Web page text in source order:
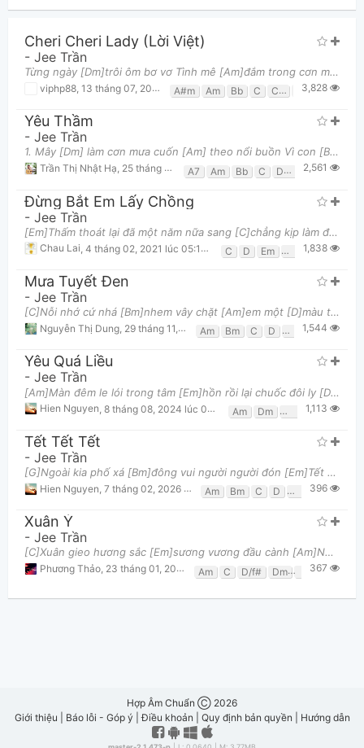
Cheri Cheri Lady (Lời Việt)
- Jee Trần
Từng ngày [Dm]trôi ôm bơ vơ Tình mê [Am]đắm trong cơn mơ Tình giá [Bb]băng lòng [C]xót xa ta ngẩ
viphp88 13 tháng 07, 2025 lúc 04:00pm A#m Am Bb C C# D#m Dm
3,828
Yêu Thầm
- Jee Trần
1. Mây [Dm] làm cơn mưa cuốn [Am] theo nổi buồn Vì con [Bb] tim trót [C] trao nơi [F] người [A7]
Trần Thị Nhật Hạ, 25 tháng 10, 2019 lúc 12:52pm A7 Am Bb C Dm F Gm
2,561
Đừng Bắt Em Lấy Chồng
- Jee Trần
[Em]Thấm thoát lại đã một năm nữa sang [C]chẳng kịp làm được gì chỉ toàn thấy dở dang [G]năm vừa q
Chau Lai 4 tháng 02, 2021 lúc 05:18am C D Em G 1,838
Mưa Tuyết Đen
- Jee Trần
[C]Nỗi nhớ cứ nhá [Bm]nhem vây chặt [Am]em một [D]màu tuyết [G]đen Tàn [Em]nhẫn sao hai chữ ân [Am]
Nguyễn Thị Dung 29 tháng 11, 2024 lúc 05:55am Am Bm C D Em G
1,544
Yêu Quá Liều
- Jee Trần
[Am]Màn đêm le lói trong tâm [Em]hồn rồi lại chuốc đôi ly [Dm]cồn Cô đọng mệt [Em]nhoài vào sáng hô
Hien Nguyen 8 tháng 08, 2024 lúc 08:42pm Am Dm Em 1,113
Tết Tết Tết
- Jee Trần
[G]Ngoài kia phố xá [Bm]đông vui người người đón [Em]Tết cành mai [C]vàng, bánh chưng [D]xanh, lòng
Hien Nguyen 7 tháng 02, 2026 lúc 05:15am Am Bm C D Em G
396
Xuân Ý
- Jee Trần
[C]Xuân gieo hương sắc [Em]sương vương đầu cành [Am]Nhạn lượn trời cao ngân nga mừng [Dm]tết đến vớ
Phương Thảo, 23 tháng 01, 2026 lúc 05:32am Am C D/f# Dm Em G
367
Hợp Âm Chuẩn Ⓒ 2026
Giới thiệu
Báo lỗi - Góp ý |Điều khoản Quy định bản quyền Hướng dẫn